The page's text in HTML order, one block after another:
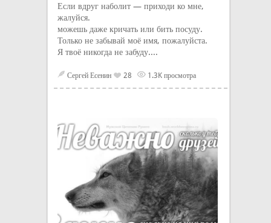
Если вдруг наболит — приходи ко мне,
жалуйся.
можешь даже кричать или бить посуду.
Только не забывай моё имя, пожалуйста.
Я твоё никогда не забуду....
Сергей Есенин 28 1.3K просмотра